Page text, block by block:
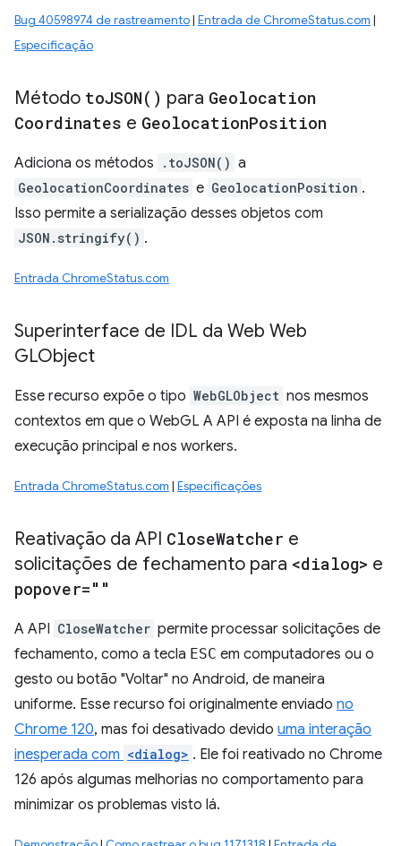
Bug 40598974 de rastreamento| Entrada de ChromeStatus.com |
Especificação
Método toJSON( ) para Geolocation
Coordinates e GeolocationPosition
Adiciona os métodos .toJSON() a
GeolocationCoordinates e GeolocationPosition .
Isso permite a serialização desses objetos com
JSON.stringify() .
Entrada ChromeStatus.com
Superinterface de IDL da Web Web
GLObject
Esse recurso expõe o tipo WebGLObject nos mesmos
contextos em que o WebGL A API é exposta na linha de
execução principal e nos workers.
Entrada ChromeStatus.com | Especificações
Reativação da API CloseWatcher e
solicitações de fechamento para <dialog> e
popover=""
A API CloseWatcher permite processar solicitações de
fechamento, como a tecla ESC em computadores ou o
gesto ou botão "Voltar" no Android, de maneira
uniforme. Esse recurso foi originalmente enviado no
Chrome 120, mas foi desativado devido uma interação
inesperada com <dialog> . Ele foi reativado no Chrome
126 após algumas melhorias no comportamento para
minimizar os problemas visto lá.